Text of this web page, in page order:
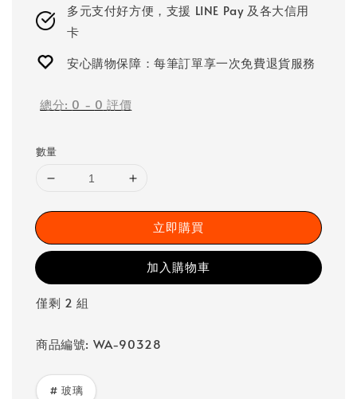
多元支付好方便，支援 LINE Pay 及各大信用
卡
安心購物保障：每筆訂單享一次免費退貨服務
總分: 0 - 0 評價
數量
立即購買
加入購物車
僅剩 2 組
商品編號: WA-90328
# 玻璃